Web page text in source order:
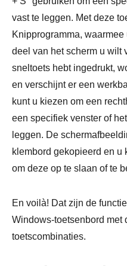
vast te leggen. Met deze
Knipprogramma,
deel van het scherm u wilt
sneltoets hebt ingedrukt,
en verschijnt er een
kunt u kiezen om een
een specifiek venster of
leggen. De
klembord gekopieerd en u
om deze op te slaan of te
En voilà! Dat zijn de
Windows-toetsenbord met
toetscombinaties.